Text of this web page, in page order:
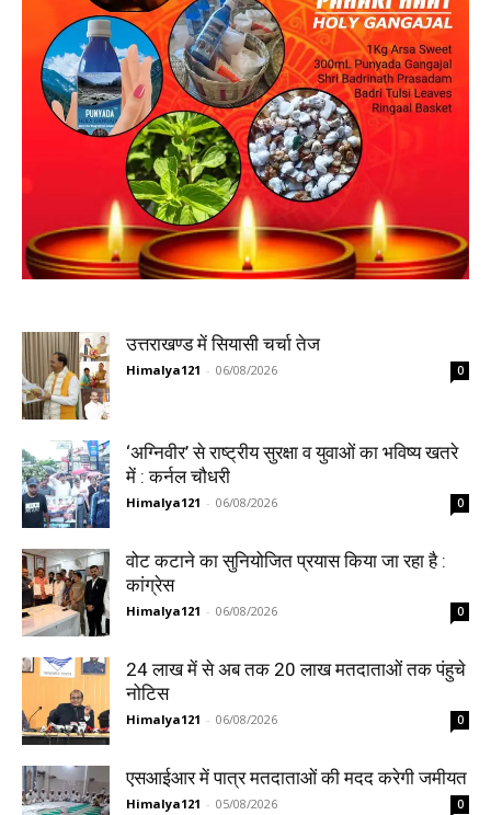
उत्तराखण्ड में सियासी चर्चा तेज
Himalya121 - 06/08/2026 0
‘अग्निवीर’ से राष्ट्रीय सुरक्षा व युवाओं का भविष्य खतरे
में : कर्नल चौधरी
Himalya121 - 06/08/2026 0
वोट कटाने का सुनियोजित प्रयास किया जा रहा है :
कांग्रेस
Himalya121 - 06/08/2026 0
24 लाख में से अब तक 20 लाख मतदाताओं तक पंहुचे
नोटिस
Himalya121 - 06/08/2026 0
एसआईआर में पात्र मतदाताओं की मदद करेगी जमीयत
Himalya121 - 05/08/2026 0